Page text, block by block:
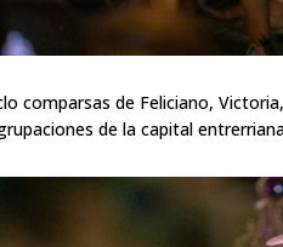
comparsas de Feliciano,
de la capital